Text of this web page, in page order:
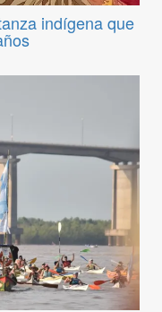
indígena que